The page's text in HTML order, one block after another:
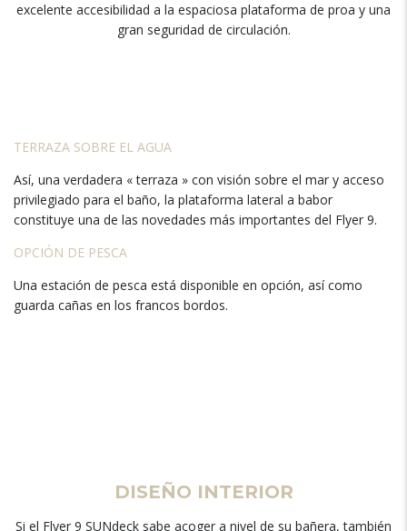
excelente accesibilidad a la espaciosa plataforma de proa y una
gran seguridad de circulación.
TERRAZA SOBRE EL AGUA
Así, una verdadera « terraza » con visión sobre el mar y acceso
privilegiado para el baño, la plataforma lateral a babor
constituye una de las novedades más importantes del Flyer 9.
OPCIÓN DE PESCA
Una estación de pesca está disponible en opción, así como
guarda cañas en los francos bordos.
DISEÑO INTERIOR
Si el Flyer 9 SUNdeck sabe acoger a nivel de su bañera, también